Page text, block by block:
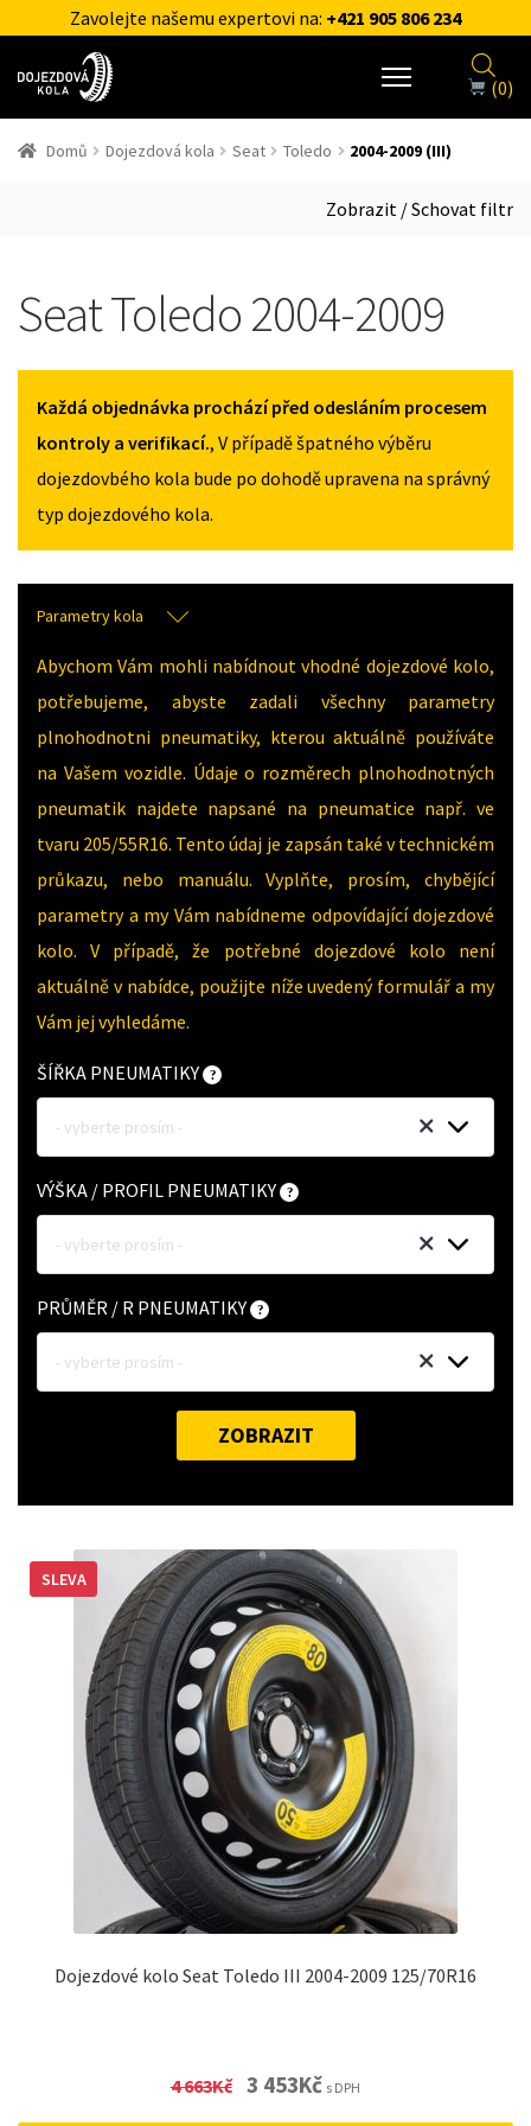
Zavolejte našemu expertovi na: +421 905 806 234
(0)
Domů Dojezdová kola Seat Toledo 2004-2009 (III)
Zobrazit / Schovat filtr
Seat Toledo 2004-2009
Každá objednávka prochází před odesláním procesem
kontroly a verifikací., V případě špatného výběru
dojezdovbého kola bude po dohodě upravena na správný
typ dojezdového kola.
Parametry kola
Abychom Vám mohli nabídnout vhodné dojezdové kolo,
potřebujeme, abyste zadali všechny parametry
plnohodnotni pneumatiky, kterou aktuálně používáte
na Vašem vozidle. Údaje o rozměrech plnohodnotných
pneumatik najdete napsané na pneumatice např. ve
tvaru 205/55R16. Tento údaj je zapsán také v technickém
průkazu, nebo manuálu. Vyplňte, prosím, chybějící
parametry a my Vám nabídneme odpovídající dojezdové
kolo. V případě, že potřebné dojezdové kolo není
aktuálně v nabídce, použijte níže uvedený formulář a my
Vám jej vyhledáme.
ŠÍŘKA PNEUMATIKY
- vyberte prosím -
VÝŠKA / PROFIL PNEUMATIKY
- vyberte prosím -
PRŮMĚR / R PNEUMATIKY
- vyberte prosím -
ZOBRAZIT
Dojezdové kolo Seat Toledo III 2004-2009 125/70R16
SLEVA
4 663Kč Original
3 453KčCurrent
s DPH